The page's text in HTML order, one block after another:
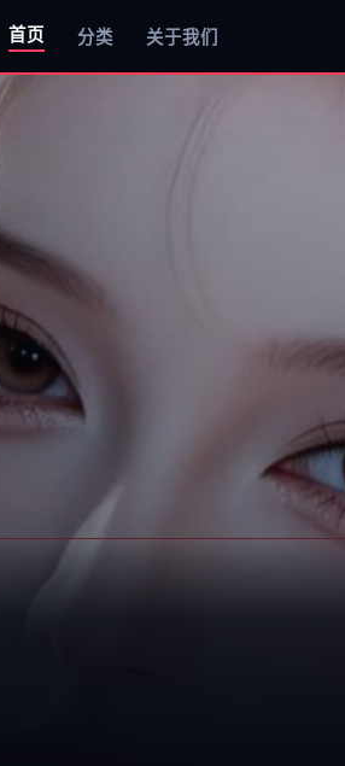
首页 分类 关于我们